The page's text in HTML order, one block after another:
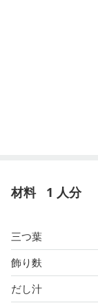
材料 1 人分
三つ葉
飾り麩
だし汁